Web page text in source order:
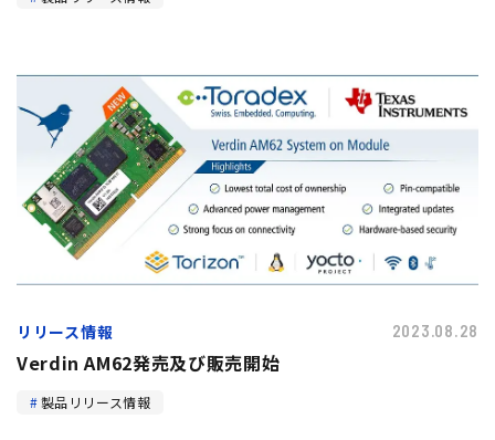
リリース情報 2023.08.28
Verdin AM62発売及び販売開始
製品リリース情報